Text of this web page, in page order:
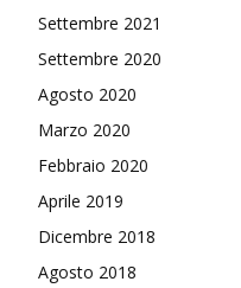
Settembre 2021
Settembre 2020
Agosto 2020
Marzo 2020
Febbraio 2020
Aprile 2019
Dicembre 2018
Agosto 2018